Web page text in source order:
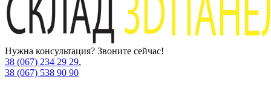
Нужна консультация? Звоните сейчас!
38 (067) 234 29 29,
38 (067) 538 90 90